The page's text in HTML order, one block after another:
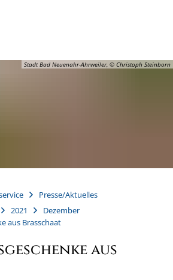
Stadt Bad Neuenahr-Ahrweiler, © Christoph Steinborn
Presse/Aktuelles
2021
Dezember
aus Brasschaat
aus